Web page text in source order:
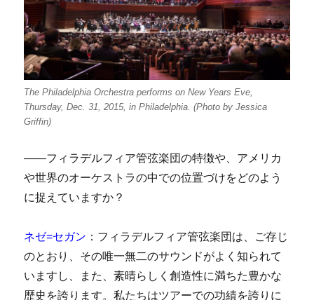
The Philadelphia Orchestra performs on New Years Eve,
Thursday, Dec. 31, 2015, in Philadelphia. (Photo by Jessica
Griffin)
――フィラデルフィア管弦楽団の特徴や、アメリカ
や世界のオーケストラの中での位置づけをどのよう
に捉えていますか？
ネゼ=セガン ：フィラデルフィア管弦楽団は、ご存じ
のとおり、その唯一無二のサウンドがよく知られて
いますし、また、素晴らしく創造性に満ちた豊かな
歴史を誇ります。私たちはツアーでの功績を誇りに